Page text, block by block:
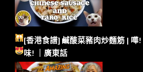
[香港食譜] 鹹酸菜豬肉炒麵筋 | 嘩!
味!
｜廣東話